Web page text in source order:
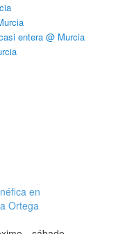
entera @ Murcia
en
Ortega